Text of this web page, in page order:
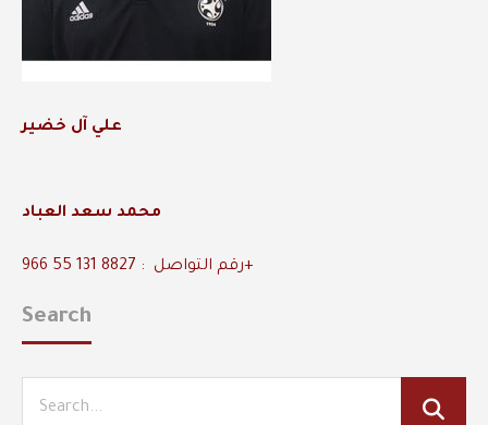
علي آل خضير
محمد سعد العباد
رقم التواصل : 8827 131 55 966+
Search